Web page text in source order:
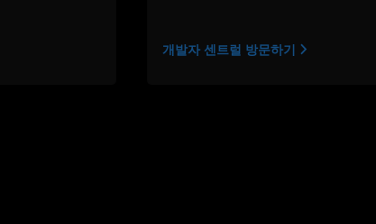
개발자 센트럴 방문하기